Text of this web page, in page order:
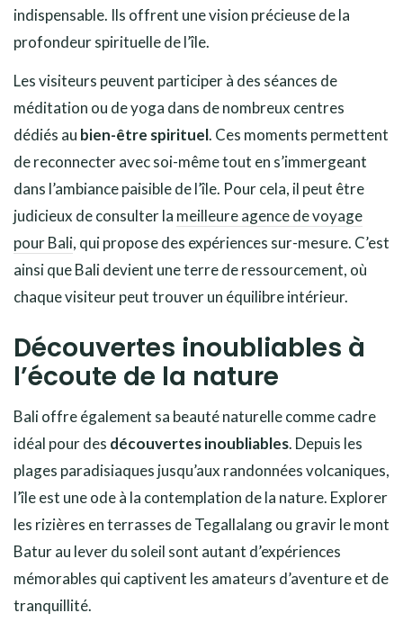
indispensable. Ils offrent une vision précieuse de la
profondeur spirituelle de l’île.
Les visiteurs peuvent participer à des séances de
méditation ou de yoga dans de nombreux centres
dédiés au bien-être spirituel. Ces moments permettent
de reconnecter avec soi-même tout en s’immergeant
dans l’ambiance paisible de l’île. Pour cela, il peut être
judicieux de consulter la meilleure agence de voyage
pour Bali, qui propose des expériences sur-mesure. C’est
ainsi que Bali devient une terre de ressourcement, où
chaque visiteur peut trouver un équilibre intérieur.
Découvertes inoubliables à
l’écoute de la nature
Bali offre également sa beauté naturelle comme cadre
idéal pour des découvertes inoubliables. Depuis les
plages paradisiaques jusqu’aux randonnées volcaniques,
l’île est une ode à la contemplation de la nature. Explorer
les rizières en terrasses de Tegallalang ou gravir le mont
Batur au lever du soleil sont autant d’expériences
mémorables qui captivent les amateurs d’aventure et de
tranquillité.